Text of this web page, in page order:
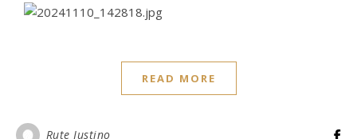
READ MORE
Rute Justino